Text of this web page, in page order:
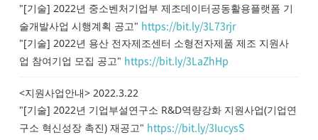
"[기술] 2022년 중소벤처기업부 제조데이터공동활용플랫폼 기
술개발사업 시행계획 공고" https://bit.ly/3L73rjr
"[기술] 2022년 용산 전자제조센터 소형전자제품 제조 지원사
업 참여기업 모집 공고" https://bit.ly/3LaZhHp
<지원사업안내> 2022.3.22
"[기술] 2022년 기업부설연구소 R&D역량강화 지원사업(기업연
구소 혁신성장 촉진) 재공고" https://bit.ly/3IucysS